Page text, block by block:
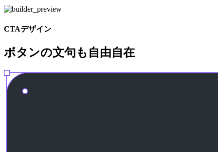
CTAデザイン
ボタンの文句も自由自在